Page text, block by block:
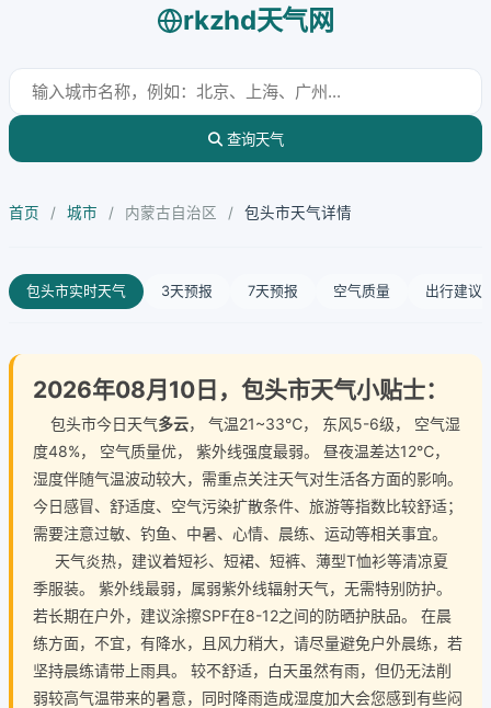
rkzhd天气网
查询天气
首页 / 城市 / 内蒙古自治区 / 包头市天气详情
包头市实时天气 3天预报 7天预报 空气质量 出行建议
2026年08月10日，包头市天气小贴士：
包头市今日天气多云， 气温21~33℃， 东风5-6级， 空气湿
度48%， 空气质量优， 紫外线强度最弱。 昼夜温差达12℃，
湿度伴随气温波动较大，需重点关注天气对生活各方面的影响。
今日感冒、舒适度、空气污染扩散条件、旅游等指数比较舒适；
需要注意过敏、钓鱼、中暑、心情、晨练、运动等相关事宜。
天气炎热，建议着短衫、短裙、短裤、薄型T恤衫等清凉夏
季服装。 紫外线最弱，属弱紫外线辐射天气，无需特别防护。
若长期在户外，建议涂擦SPF在8-12之间的防晒护肤品。 在晨
练方面，不宜，有降水，且风力稍大，请尽量避免户外晨练，若
坚持晨练请带上雨具。 较不舒适，白天虽然有雨，但仍无法削
弱较高气温带来的暑意，同时降雨造成湿度加大会您感到有些闷